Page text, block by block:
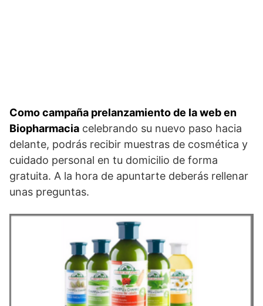
Como campaña prelanzamiento de la web en
Biopharmacia celebrando su nuevo paso hacia
delante, podrás recibir muestras de cosmética y
cuidado personal en tu domicilio de forma
gratuita. A la hora de apuntarte deberás rellenar
unas preguntas.